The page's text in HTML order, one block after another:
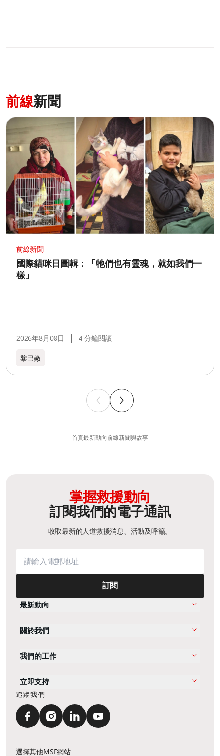
前線新聞
前線新聞
國際貓咪日圖輯：「牠們也有靈魂，就如我們一
樣」
2026年8月08日 4 分鐘閱讀
黎巴嫩​
首頁最新動向前線新聞與故事
掌握救援動向
訂閱我們的電子通訊
收取最新的人道救援消息、活動及呼籲。
訂閱
最新動向
關於我們
我們的工作
立即支持
追蹤我們
選擇其他MSF網站